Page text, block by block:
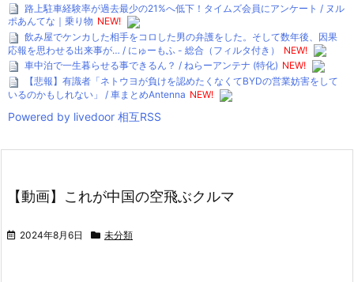
路上駐車経験率が過去最少の21%へ低下！タイムズ会員にアンケート / ヌル
ポあんてな｜乗り物 NEW!
飲み屋でケンカした相手をコロした男の弁護をした。そして数年後、因果
応報を思わせる出来事が… / にゅーもふ - 総合（フィルタ付き）
NEW!
車中泊で一生暮らせる事できるん？ / ねらーアンテナ (特化) NEW!
【悲報】有識者「ネトウヨが負けを認めたくなくてBYDの営業妨害をして
いるのかもしれない」 / 車まとめAntenna NEW!
Powered by livedoor 相互RSS
【動画】これが中国の空飛ぶクルマ
2024年8月6日 未分類